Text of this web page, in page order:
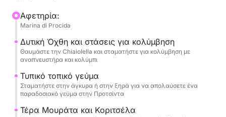
της Terra Murata, κρυφές παραλίες και φυσικά
καταφύγια. Θα έχετε άφθονο χρόνο για να
απολαύσετε μεγάλα διαλείμματα για κολύμπι
στους πιο κρυστάλλινους κόλπους. Θα παρέχεται
εξοπλισμός για κολύμβηση με αναπνευστήρα για
να εξερευνήσετε τον βυθό.
Η εκδρομή εμπλουτίζεται από υπηρεσίες υψηλής
ποιότητας: ένα πλούσιο απεριτίφ με αλκοολούχα
Αφετηρία:
Marina di Procida
Δυτική Όχθη και στάσεις για κολύμβηση
Θαυμάστε την Chiaiolella και σταματήστε για κολύμβηση με
αναπνευστήρα και κολύμπι
Τυπικό τοπικό γεύμα
Σταματήστε στην άγκυρα ή στην ξηρά για να απολαύσετε ένα
παραδοσιακό γεύμα στην Προτσίντα
Τέρα Μουράτα και Κοριτσέλα